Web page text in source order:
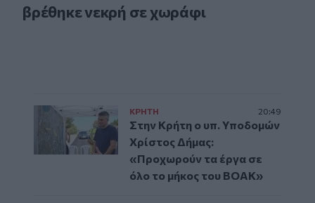
βρέθηκε νεκρή σε χωράφι
ΚΡΗΤΗ 20:49
Στην Κρήτη ο υπ. Υποδομών
Χρίστος Δήμας:
«Προχωρούν τα έργα σε
όλο το μήκος του ΒΟΑΚ»